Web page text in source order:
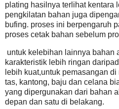
plating hasilnya terlihat kentara
pengkilatan bahan juga
bufing. proses ini berpengaruh
proses cetak bahan sebelum
untuk kelebihan lainnya bahan
karakteristik lebih ringan
lebih kuat,untuk pemasangan
tas, kantong, baju dan celana
yang dipergunakan dari bahan
depan dan satu di belakang.